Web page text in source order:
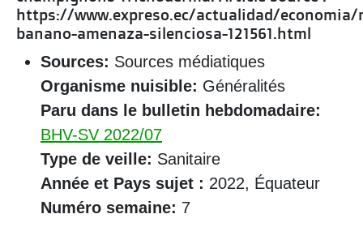
https://www.expreso.ec/actualidad/economia/
banano-amenaza-silenciosa-121561.html
Sources: Sources médiatiques
Organisme nuisible: Généralités
Paru dans le bulletin hebdomadaire:
BHV-SV 2022/07
Type de veille: Sanitaire
Année et Pays sujet : 2022, Équateur
Numéro semaine: 7